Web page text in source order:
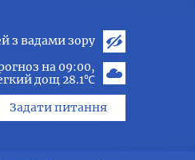
з вадами зору
на 09:00
дощ 28.1℃
Задати питання